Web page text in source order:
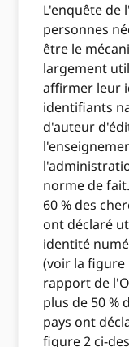
L'enquête de
personnes
être le
largement
affirmer leur
identifiants
d'auteur
norme de
60 % des
ont déclaré
identité
(voir la figure
rapport de
plus de 50 %
pays ont
figure 2 ci-